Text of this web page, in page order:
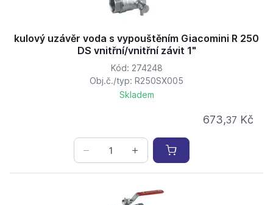
kulový uzávěr voda s vypouštěním Giacomini R 250
DS vnitřní/vnitřní závit 1"
Kód: 274248
Obj.č./typ: R250SX005
Skladem
673,37 Kč